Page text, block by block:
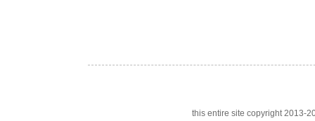
this entire site copyright 2013-